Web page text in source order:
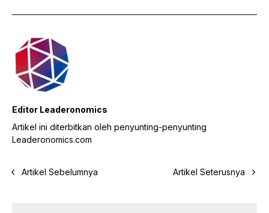
Editor Leaderonomics
Artikel ini diterbitkan oleh penyunting-penyunting
Leaderonomics.com
Artikel Sebelumnya Artikel Seterusnya